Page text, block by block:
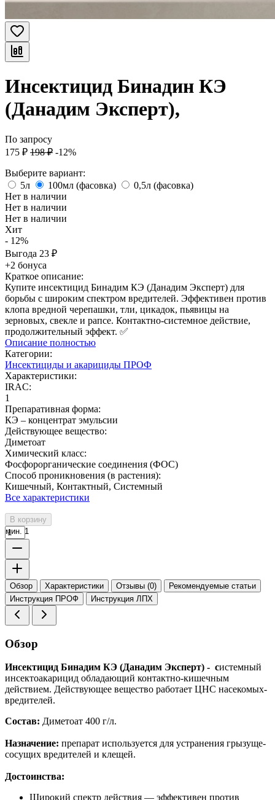
Инсектицид Бинадин КЭ
(Данадим Эксперт),
По запросу
175 ₽ 198 ₽ -12%
Выберите вариант:
5л
100мл (фасовка)
0,5л (фасовка)
Нет в наличии
Нет в наличии
Нет в наличии
Хит
- 12%
Выгода 23 ₽
+2 бонуса
Краткое описание:
Купите инсектицид Бинадим КЭ (Данадим Эксперт) для
борьбы с широким спектром вредителей. Эффективен против
клопа вредной черепашки, тли, цикадок, пьявицы на
зерновых, свекле и рапсе. Контактно-системное действие,
продолжительный эффект. ✅
Описание полностью
Категории:
Инсектициды и акарициды ПРОФ
Характеристики:
IRAC:
1
Препаративная форма:
КЭ – концентрат эмульсии
Действующее вещество:
Диметоат
Химический класс:
Фосфорорганические соединения (ФОС)
Способ проникновения (в растения):
Кишечный, Контактный, Системный
Все характеристики
В корзину
мин. 1
Обзор Характеристики Отзывы (0)
Рекомендуемые статьи
Инструкция ПРОФ
Инструкция ЛПХ
Обзор
Инсектицид Бинадим КЭ (Данадим Эксперт) - системный
инсектоакарицид обладающий контактно-кишечным
действием. Действующее вещество работает ЦНС насекомых-
вредителей.
Состав: Диметоат 400 г/л.
Назначение: препарат используется для устранения грызуще-
сосущих вредителей и клещей.
Достоинства:
Широкий спектр действия — эффективен против